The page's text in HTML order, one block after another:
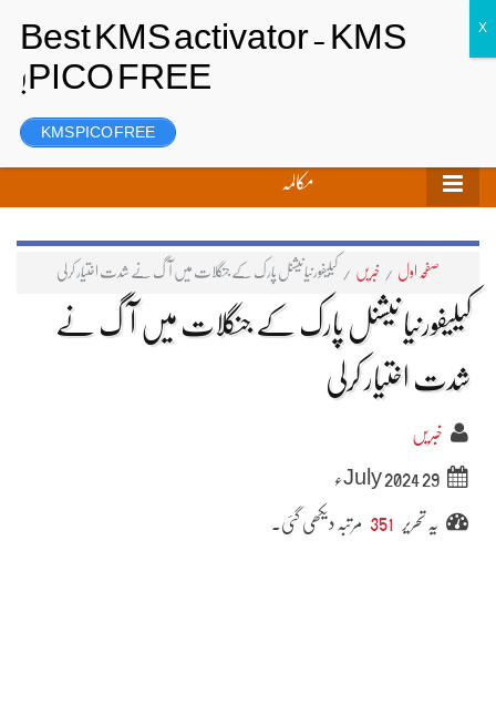
رجسٹر
مکالمہ
صفحہ اول / خبریں / کیلیفورنیا نیشنل پارک کے جنگلات میں آگ نے شدت اختیار کرلی
کیلیفورنیا نیشنل پارک کے جنگلات میں آگ نے
شدت اختیار کرلی
خبریں
29 July 2024ء
یہ تحریر 351 مرتبہ دیکھی گئی۔
KMS PICO FREE